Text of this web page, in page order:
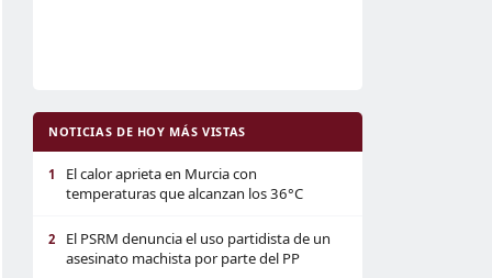
NOTICIAS DE HOY MÁS VISTAS
1
El calor aprieta en Murcia con
temperaturas que alcanzan los 36°C
2
El PSRM denuncia el uso partidista de un
asesinato machista por parte del PP